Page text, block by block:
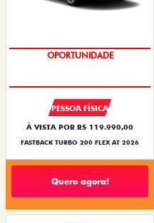
OPORTUNIDADE
PESSOA FÍSICA
À VISTA POR R$ 119.990,00
FASTBACK TURBO 200 FLEX AT 2026
Quero agora!